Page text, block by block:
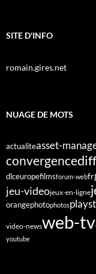
SITE D'INFO
romain.gires.net
NUAGE DE MOTS
actualiteasset-
convergence
dlceuropefilmsforum-webfr
jeu-videojeux-en-ligne
orangephotophotos
video-newsweb-tv
youtube